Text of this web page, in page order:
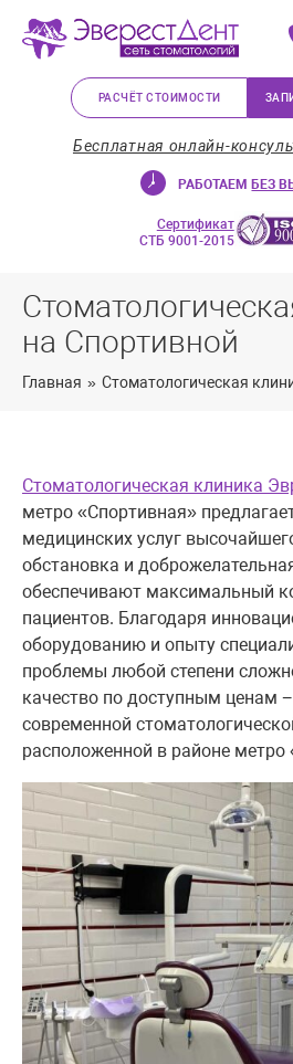
РАСЧЁТ СТОИМОСТИ
Бесплатная онлайн-
Сертификат
СТБ 9001-2015
РАБОТАЕМБЕЗ
на Спортивной
Главная » Стоматологическая
Стоматологическая клиника
метро «Спортивная»
медицинских услуг
обстановка и
обеспечивают максимальный
пациентов. Благодаря
оборудованию и опыту
проблемы любой степени
качество по доступным ценам
современной
расположенной в районе метро